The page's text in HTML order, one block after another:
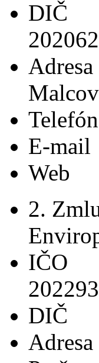
DIČ
Adresa
Telefón
E-mail
Web
2.
IČO
DIČ
Adresa